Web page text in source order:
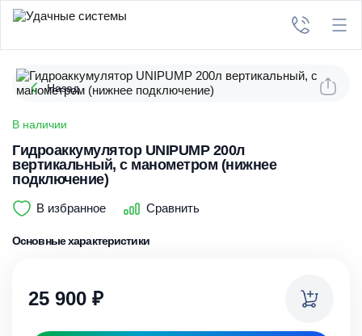
Назад
В наличии
Гидроаккумулятор UNIPUMP 200л
вертикальный, с манометром (нижнее
подключение)
В избранное Сравнить
Основные характеристики
25 900 ₽